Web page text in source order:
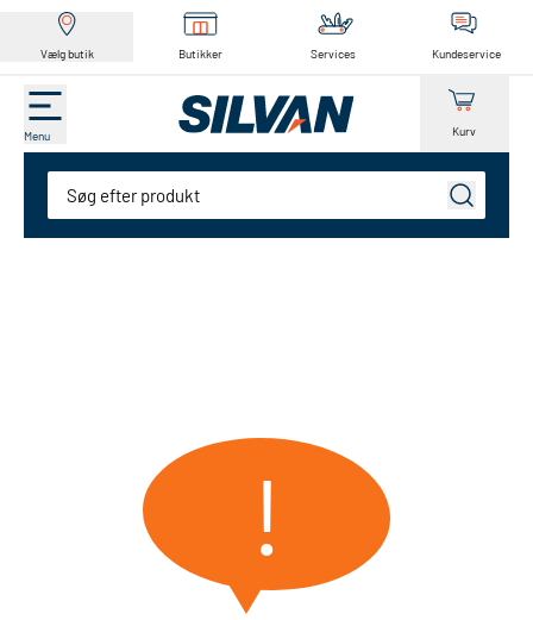
Vælg butik Butikker Services Kundeservice
Menu Kurv
Søg
!